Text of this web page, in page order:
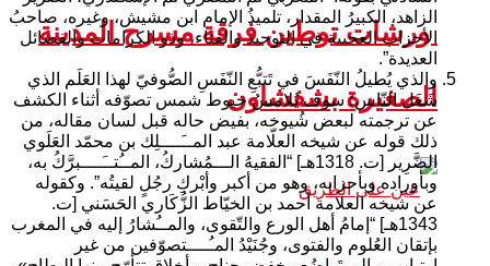
ورشات توطين فرقة مسرح المدينة
الصغيرة بشفشاون
الزاهد، الكبيرُ المقدار، تلميذُ الإمام ابن مشيش، وغيره، صاحبُ
الأحزاب العجيبة في التوحيد والفناء، وذو الكرامات والفضائل
العديدة”.
والذي يُطيلُ النّفَسَ في تَتبُّعِ النّفَسِ الصُّوفيّ لهذا العَلَم الذي
شَغَل النّاس؛ سوف يُلامسُ خيوط شمس تصوّفه أثناء الكشف
عن ترجمته لبعض شُيوخه، بفيض حاله قبل لسان مقاله، من
ذلك قوله عن شيخه العلّامة عبد المــَــــلِك بن محمّد العَلَوي
الضَّرِير [ت. 1318هـ] “الفقيهُ الـــمُشاركُ، المــُتــَــــبرَّكُ به،
وبأوراده وبأحزابه، وهو من أكبر وأبْركِ رجُلٍ لقيتُه”. وكقوله
عن شيخه العلامة أحمد بن الخيّاط الزُّكَاري الحَسَني [ت.
1343هـ] “إمامُ أهل الورع والتّقوى، والمــُشارُ إليه في المغرب
بإتقان العُلوم والفتوى، وجُنَيْدُ المـُــــتصوّفين من غير